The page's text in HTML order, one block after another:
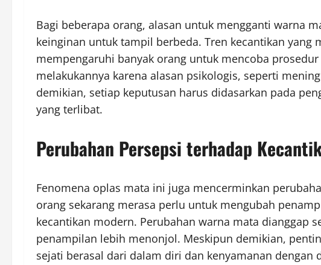
Bagi beberapa orang, alasan untuk mengganti warna
keinginan untuk tampil berbeda. Tren kecantikan yang
mempengaruhi banyak orang untuk mencoba
melakukannya karena alasan psikologis, seperti
demikian, setiap keputusan harus didasarkan pada
yang terlibat.
Perubahan Persepsi terhadap
Fenomena oplas mata ini juga mencerminkan
orang sekarang merasa perlu untuk mengubah
kecantikan modern. Perubahan warna mata dianggap
penampilan lebih menonjol. Meskipun demikian,
sejati berasal dari dalam diri dan kenyamanan dengan